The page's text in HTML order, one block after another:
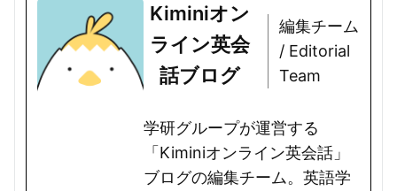
Kiminiオン
ライン英会
話ブログ
編集チーム
/ Editorial
Team
学研グループが運営する
「Kiminiオンライン英会話」
ブログの編集チーム。英語学